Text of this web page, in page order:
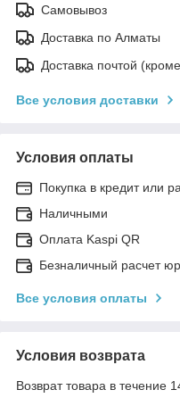
Самовывоз
Доставка по Алматы
Доставка почтой
Все условия доставки
Условия оплаты
Покупка в кредит или
Наличными
Оплата Kaspi QR
Безналичный расчет
Все условия оплаты
Условия возврата
Возврат товара в течение